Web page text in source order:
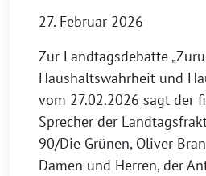
27. Februar 2026
Zur Landtagsdebatte
Haushaltswahrheit und
vom 27.02.2026 sagt der
Sprecher der
90/Die Grünen, Oliver
Damen und Herren, der